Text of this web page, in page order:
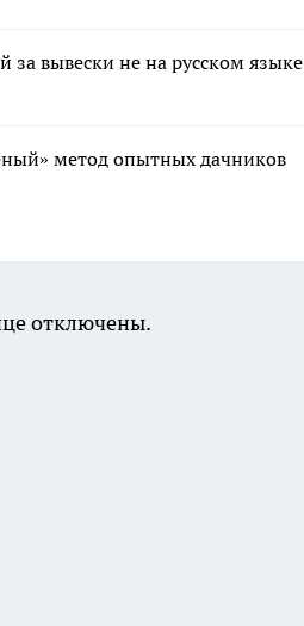
вывески не на русском языке
метод опытных дачников
отключены.